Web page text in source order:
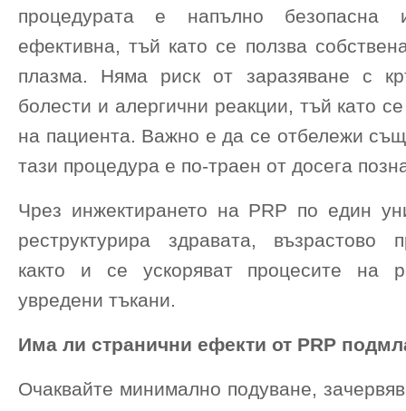
процедурата е напълно безопасна
ефективна, тъй като се ползва
плазма. Няма риск от заразяване с
болести и алергични реакции, тъй като
на пациента. Важно е да се отбележи
тази процедура е по-траен от досега
Чрез инжектирането на PRP по един
реструктурира здравата, възрастово
както и се ускоряват процесите на
увредени тъкани.
Има ли странични ефекти от PRP
Очаквайте минимално подуване,